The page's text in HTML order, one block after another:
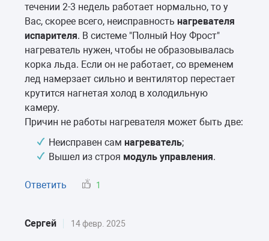
течении 2-3 недель работает нормально, то у
Вас, скорее всего, неисправность нагревателя
испарителя. В системе "Полный Ноу Фрост"
нагреватель нужен, чтобы не образовывалась
корка льда. Если он не работает, со временем
лед намерзает сильно и вентилятор перестает
крутится нагнетая холод в холодильную
камеру.
Причин не работы нагревателя может быть две:
Неисправен сам нагреватель;
Вышел из строя модуль управления.
Ответить 1
Сергей 14 февр. 2025